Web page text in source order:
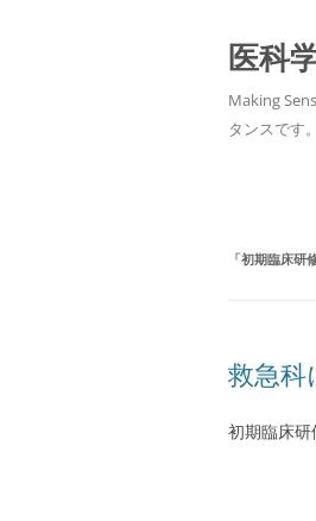
医科
Making
タンスです。
「初期臨床研
救急科
初期臨床研